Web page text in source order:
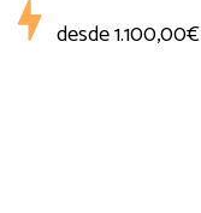
desde1.100,00€